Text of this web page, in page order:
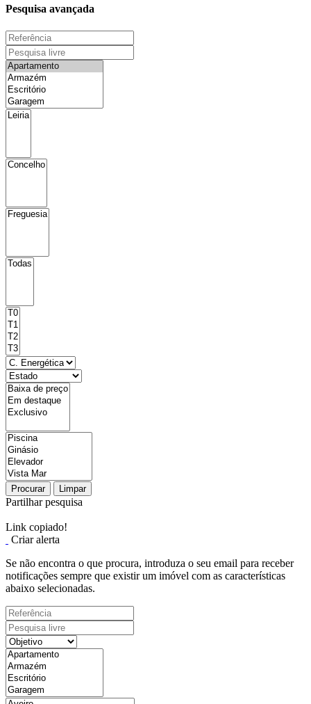
Pesquisa avançada
Procurar Limpar
Partilhar pesquisa
Link copiado!
Criar alerta
Se não encontra o que procura, introduza o seu email para receber
notificações sempre que existir um imóvel com as características
abaixo selecionadas.